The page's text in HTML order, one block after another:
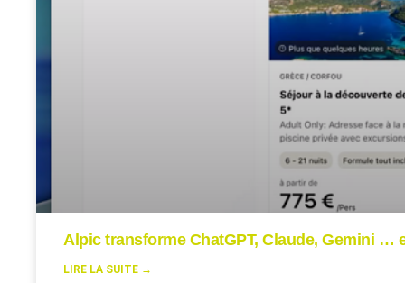
Alpic transforme ChatGPT, Claude, Gemini …
LIRE LA SUITE →